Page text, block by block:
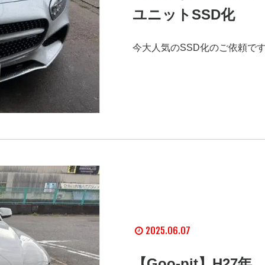
ユニットSSD化
今大人気のSSD化のご依頼で
2025.06.07